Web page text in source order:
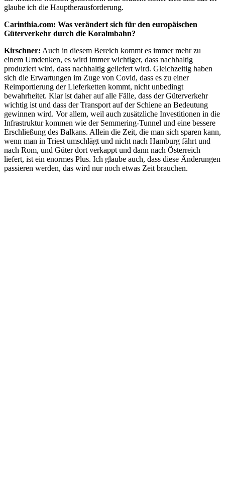
glaube ich die Hauptherausforderung.
Carinthia.com: Was verändert sich für den europäischen
Güterverkehr durch die Koralmbahn?
Kirschner: Auch in diesem Bereich kommt es immer mehr zu
einem Umdenken, es wird immer wichtiger, dass nachhaltig
produziert wird, dass nachhaltig geliefert wird. Gleichzeitig haben
sich die Erwartungen im Zuge von Covid, dass es zu einer
Reimportierung der Lieferketten kommt, nicht unbedingt
bewahrheitet. Klar ist daher auf alle Fälle, dass der Güterverkehr
wichtig ist und dass der Transport auf der Schiene an Bedeutung
gewinnen wird. Vor allem, weil auch zusätzliche Investitionen in die
Infrastruktur kommen wie der Semmering-Tunnel und eine bessere
Erschließung des Balkans. Allein die Zeit, die man sich sparen kann,
wenn man in Triest umschlägt und nicht nach Hamburg fährt und
nach Rom, und Güter dort verkappt und dann nach Österreich
liefert, ist ein enormes Plus. Ich glaube auch, dass diese Änderungen
passieren werden, das wird nur noch etwas Zeit brauchen.